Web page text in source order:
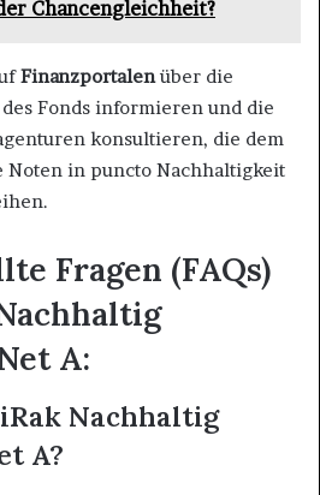
Chancengleichheit?
Finanzportalenüber die
Fonds informieren und die
konsultieren, die dem
Noten in puncto Nachhaltigkeit
Fragen (FAQs)
A:
Nachhaltig
A?